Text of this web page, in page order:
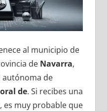
al municipio dе
dе Navarra,
dе
de. Si recibes una
es muy probable quе